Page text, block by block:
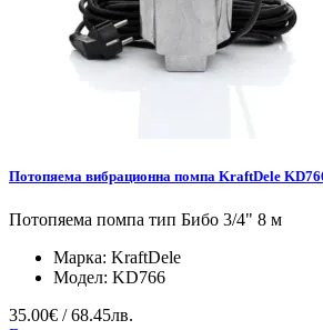
Потопяема вибрационна помпа KraftDele
Потопяема помпа тип Бибо 3/4" 8 м
Марка: KraftDele
Модел: KD766
35.00€ / 68.45лв.